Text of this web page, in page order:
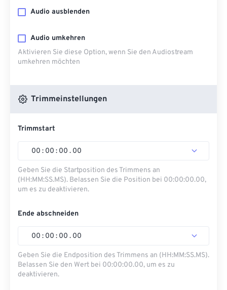
Audio ausblenden
Audio umkehren
Aktivieren Sie diese Option, wenn Sie den Audiostream
umkehren möchten
Trimmeinstellungen
Trimmstart
00 : 00 : 00 . 00
Geben Sie die Startposition des Trimmens an
(HH:MM:SS.MS). Belassen Sie die Position bei 00:00:00.00,
um es zu deaktivieren.
Ende abschneiden
00 : 00 : 00 . 00
Geben Sie die Endposition des Trimmens an (HH:MM:SS.MS).
Belassen Sie den Wert bei 00:00:00.00, um es zu
deaktivieren.